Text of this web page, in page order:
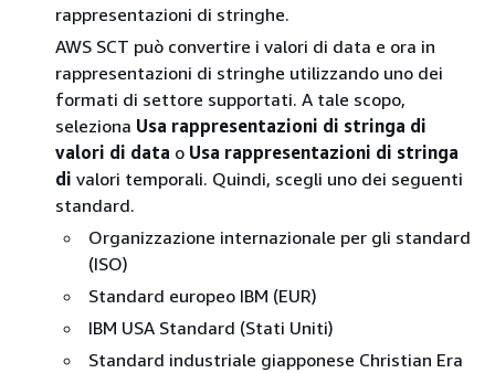
rappresentazioni di stringhe.
AWS SCT può convertire i valori di data e ora in
rappresentazioni di stringhe utilizzando uno dei
formati di settore supportati. A tale scopo,
seleziona Usa rappresentazioni di stringa di
valori di data o Usa rappresentazioni di stringa
di valori temporali. Quindi, scegli uno dei seguenti
standard.
Organizzazione internazionale per gli standard
(ISO)
Standard europeo IBM (EUR)
IBM USA Standard (Stati Uniti)
Standard industriale giapponese Christian Era